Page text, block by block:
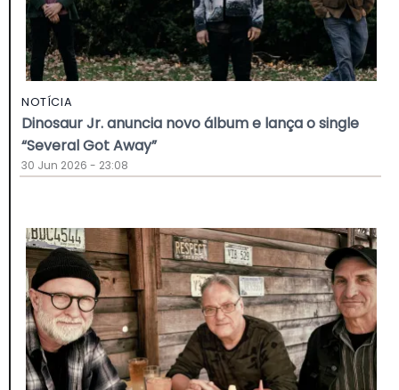
NOTÍCIA
Dinosaur Jr. anuncia novo álbum e lança o single
“Several Got Away”
30 Jun 2026 - 23:08